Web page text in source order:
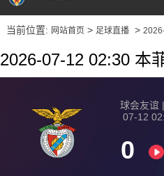
当前位置: 网站首页> 足球直播>
2026-07-12 02:30 本
球会友谊
07-12
0